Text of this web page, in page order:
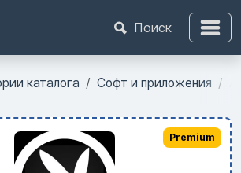
Поиск
каталога Софт и приложения
Premium